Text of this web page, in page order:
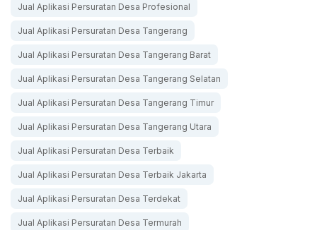
Jual Aplikasi Persuratan Desa Profesional
Jual Aplikasi Persuratan Desa Tangerang
Jual Aplikasi Persuratan Desa Tangerang Barat
Jual Aplikasi Persuratan Desa Tangerang Selatan
Jual Aplikasi Persuratan Desa Tangerang Timur
Jual Aplikasi Persuratan Desa Tangerang Utara
Jual Aplikasi Persuratan Desa Terbaik
Jual Aplikasi Persuratan Desa Terbaik Jakarta
Jual Aplikasi Persuratan Desa Terdekat
Jual Aplikasi Persuratan Desa Termurah